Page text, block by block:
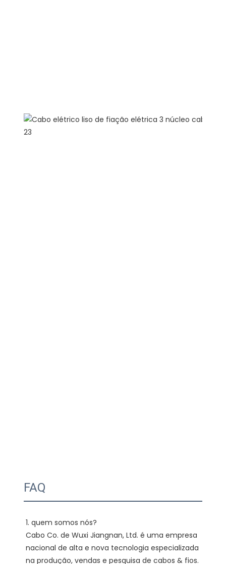
FAQ
1. quem somos nós?
Cabo Co. de Wuxi Jiangnan, Ltd. é uma empresa
nacional de alta e nova tecnologia especializada
na produção, vendas e pesquisa de cabos & fios.